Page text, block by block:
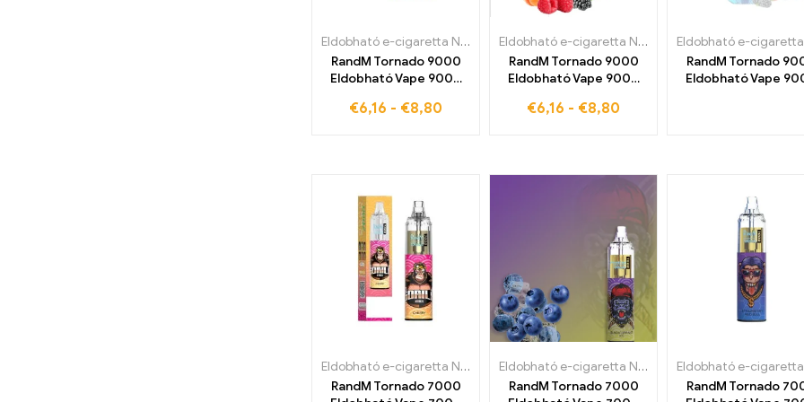
Eldobható e-cigaretta Németországban , Eldobható e-cigaretta Észtországban,
RandM Tornado 9000
Eldobható Vape 9000
citromot&mész
€6,16 - €8,80
Eldobható e-cigaretta Németországban , Eldobható
RandM Tornado 9000
Eldobható Vape 9000
bogyó
€6,16 - €8,80
RandM Tornado
Eldobható Vape
Eldobható e-cigaretta Németországban , Eldobható e-cigaretta Észtországban,
RandM Tornado 7000
Eldobható e-cigaretta Németországban , Eldobható
RandM Tornado 7000
RandM Tornado